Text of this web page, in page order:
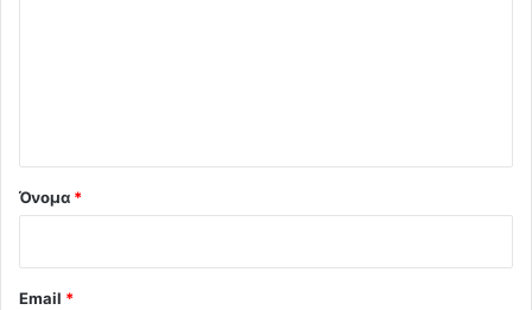
Όνομα *
Email *